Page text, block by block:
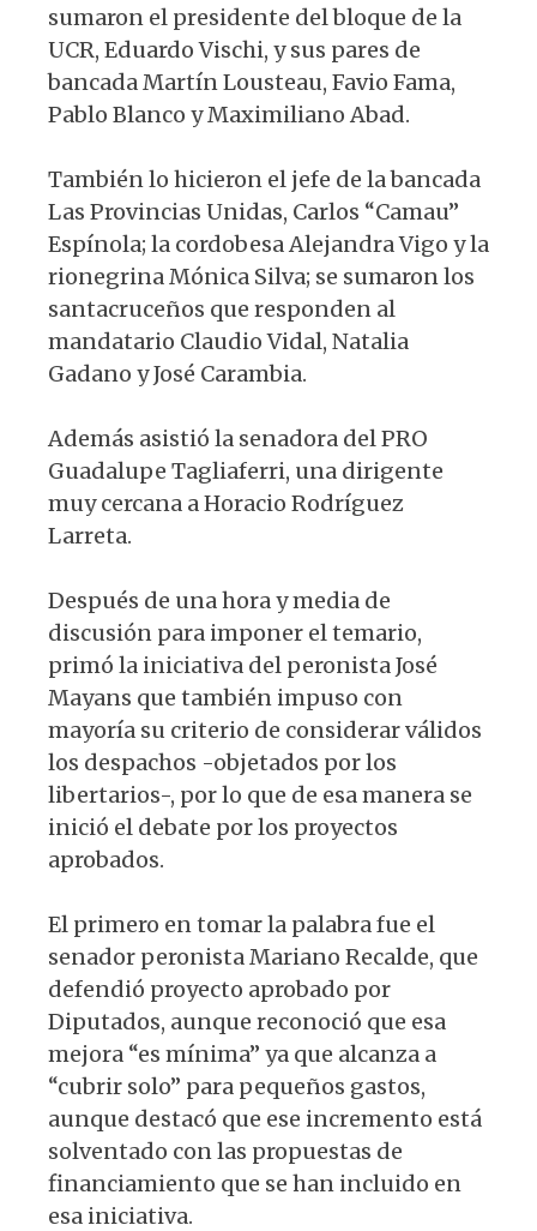
sumaron el presidente del bloque de la
UCR, Eduardo Vischi, y sus pares de
bancada Martín Lousteau, Favio Fama,
Pablo Blanco y Maximiliano Abad.
También lo hicieron el jefe de la bancada
Las Provincias Unidas, Carlos “Camau”
Espínola; la cordobesa Alejandra Vigo y la
rionegrina Mónica Silva; se sumaron los
santacruceños que responden al
mandatario Claudio Vidal, Natalia
Gadano y José Carambia.
Además asistió la senadora del PRO
Guadalupe Tagliaferri, una dirigente
muy cercana a Horacio Rodríguez
Larreta.
Después de una hora y media de
discusión para imponer el temario,
primó la iniciativa del peronista José
Mayans que también impuso con
mayoría su criterio de considerar válidos
los despachos -objetados por los
libertarios-, por lo que de esa manera se
inició el debate por los proyectos
aprobados.
El primero en tomar la palabra fue el
senador peronista Mariano Recalde, que
defendió proyecto aprobado por
Diputados, aunque reconoció que esa
mejora “es mínima” ya que alcanza a
“cubrir solo” para pequeños gastos,
aunque destacó que ese incremento está
solventado con las propuestas de
financiamiento que se han incluido en
esa iniciativa.